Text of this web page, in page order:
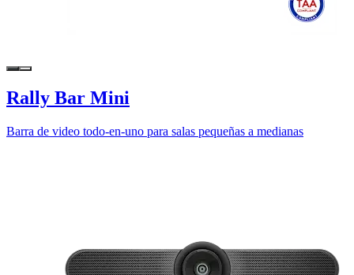
Rally Bar Mini
Barra de video todo-en-uno para salas pequeñas a medianas